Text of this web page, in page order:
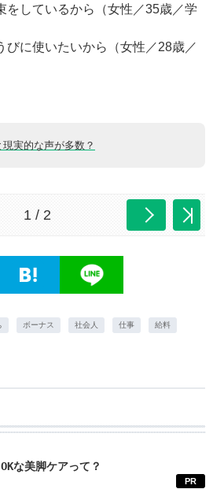
をしているから（女性／35歳／学
びに使いたいから（女性／28歳／
現実的な声が多数？
1 / 2
ボーナス 社会人 仕事 給料
な美脚ケアって？
PR